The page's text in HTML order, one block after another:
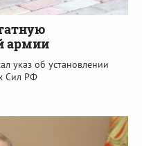
армии
указ об установлении
Сил РФ